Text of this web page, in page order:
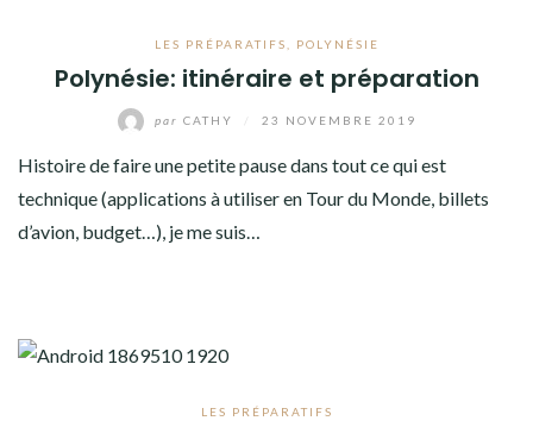
LES PRÉPARATIFS POLYNÉSIE
Polynésie: itinéraire et préparation
par CATHY 23 NOVEMBRE 2019
Histoire de faire une petite pause dans tout ce qui est
technique (applications à utiliser en Tour du Monde, billets
d’avion, budget…), je me suis…
LES PRÉPARATIFS